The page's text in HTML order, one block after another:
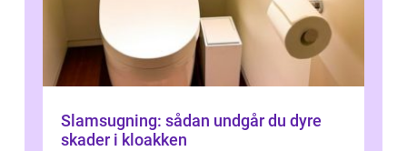
Slamsugning: sådan undgår du dyre
skader i kloakken